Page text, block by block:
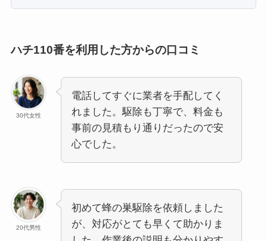
ハチ110番を利用した方からの口コミ
30代女性
電話してすぐに業者を手配してく
れました。駆除も丁寧で、料金も
事前の見積もり通りだったので安
心でした。
20代男性
初めて蜂の巣駆除を依頼しました
が、対応がとても早くて助かりま